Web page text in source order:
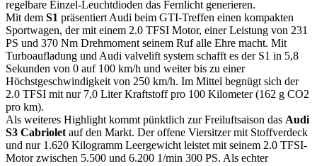
regelbare Einzel-Leuchtdioden das Fernlicht generieren.
Mit dem S1 präsentiert Audi beim GTI-Treffen einen kompakten
Sportwagen, der mit einem 2.0 TFSI Motor, einer Leistung von 231
PS und 370 Nm Drehmoment seinem Ruf alle Ehre macht. Mit
Turboaufladung und Audi valvelift system schafft es der S1 in 5,8
Sekunden von 0 auf 100 km/h und weiter bis zu einer
Höchstgeschwindigkeit von 250 km/h. Im Mittel begnügt sich der
2.0 TFSI mit nur 7,0 Liter Kraftstoff pro 100 Kilometer (162 g CO2
pro km).
Als weiteres Highlight kommt pünktlich zur Freiluftsaison das Audi
S3 Cabriolet auf den Markt. Der offene Viersitzer mit Stoffverdeck
und nur 1.620 Kilogramm Leergewicht leistet mit seinem 2.0 TFSI-
Motor zwischen 5.500 und 6.200 1/min 300 PS. Als echter